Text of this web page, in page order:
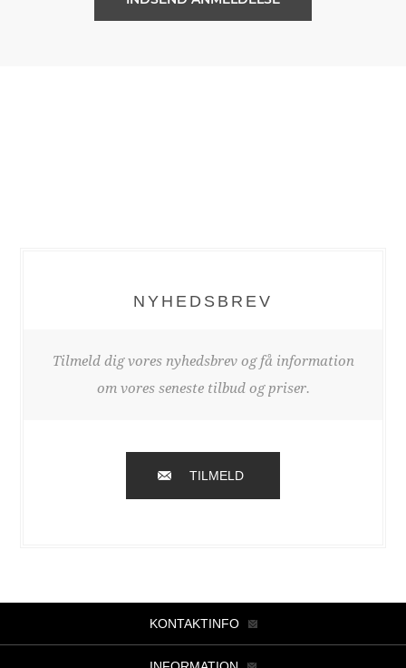
NYHEDSBREV
Tilmeld dig vores nyhedsbrev og få information
om vores seneste tilbud og priser.
TILMELD
KONTAKTINFO